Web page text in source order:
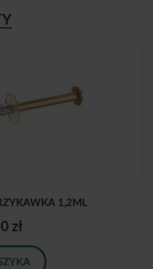
1,2ML
zł